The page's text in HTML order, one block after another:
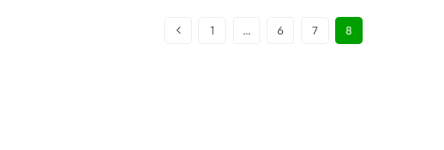
1 … 6 7 8